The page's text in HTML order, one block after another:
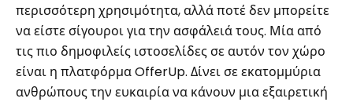
περισσότερη χρησιμότητα, αλλά ποτέ δεν μπορείτε
να είστε σίγουροι για την ασφάλειά τους. Μία από
τις πιο δημοφιλείς ιστοσελίδες σε αυτόν τον χώρο
είναι η πλατφόρμα OfferUp. Δίνει σε εκατομμύρια
ανθρώπους την ευκαιρία να κάνουν μια εξαιρετική